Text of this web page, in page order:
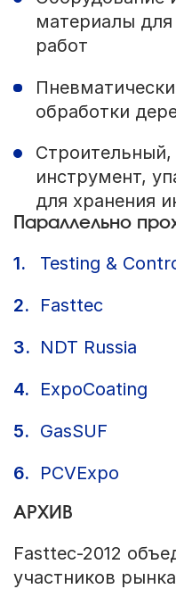
материалы
работ
обработки
инструмент,
для хранения
Параллельно
Testing &
Fasttec
NDT Russia
ExpoCoating
GasSUF
PCVExpo
АРХИВ
Fasttec-2012
участников